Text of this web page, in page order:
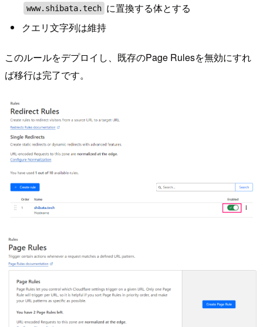
www.shibata.tech に置換する体とする
クエリ文字列は維持
このルールをデプロイし、既存のPage Rulesを無効にすれ
ば移行は完了です。